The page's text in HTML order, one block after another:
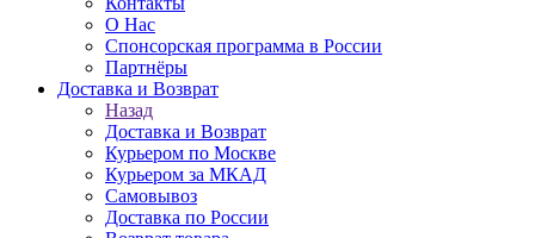
О Нас
Спонсорская программа в России
Партнёры
Доставка и Возврат
Назад
Доставка и Возврат
Курьером по Москве
Курьером за МКАД
Самовывоз
Доставка по России